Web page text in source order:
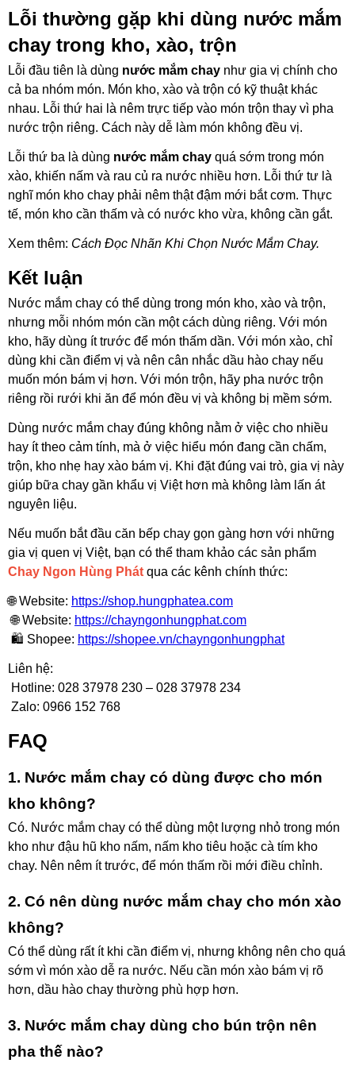
Lỗi thường gặp khi dùng nước mắm
chay trong kho, xào, trộn
Lỗi đầu tiên là dùng nước mắm chay như gia vị chính cho
cả ba nhóm món. Món kho, xào và trộn có kỹ thuật khác
nhau. Lỗi thứ hai là nêm trực tiếp vào món trộn thay vì pha
nước trộn riêng. Cách này dễ làm món không đều vị.
Lỗi thứ ba là dùng nước mắm chay quá sớm trong món
xào, khiến nấm và rau củ ra nước nhiều hơn. Lỗi thứ tư là
nghĩ món kho chay phải nêm thật đậm mới bắt cơm. Thực
tế, món kho cần thấm và có nước kho vừa, không cần gắt.
Xem thêm: Cách Đọc Nhãn Khi Chọn Nước Mắm Chay.
Kết luận
Nước mắm chay có thể dùng trong món kho, xào và trộn,
nhưng mỗi nhóm món cần một cách dùng riêng. Với món
kho, hãy dùng ít trước để món thấm dần. Với món xào, chỉ
dùng khi cần điểm vị và nên cân nhắc dầu hào chay nếu
muốn món bám vị hơn. Với món trộn, hãy pha nước trộn
riêng rồi rưới khi ăn để món đều vị và không bị mềm sớm.
Dùng nước mắm chay đúng không nằm ở việc cho nhiều
hay ít theo cảm tính, mà ở việc hiểu món đang cần chấm,
trộn, kho nhẹ hay xào bám vị. Khi đặt đúng vai trò, gia vị này
giúp bữa chay gần khẩu vị Việt hơn mà không làm lấn át
nguyên liệu.
Nếu muốn bắt đầu căn bếp chay gọn gàng hơn với những
gia vị quen vị Việt, bạn có thể tham khảo các sản phẩm
Chay Ngon Hùng Phát qua các kênh chính thức:
🌐 Website: https://shop.hungphatea.com
🌐 Website: https://chayngonhungphat.com
🛍 Shopee: https://shopee.vn/chayngonhungphat
Liên hệ:
Hotline: 028 37978 230 – 028 37978 234
Zalo: 0966 152 768
FAQ
1. Nước mắm chay có dùng được cho món
kho không?
Có. Nước mắm chay có thể dùng một lượng nhỏ trong món
kho như đậu hũ kho nấm, nấm kho tiêu hoặc cà tím kho
chay. Nên nêm ít trước, để món thấm rồi mới điều chỉnh.
2. Có nên dùng nước mắm chay cho món xào
không?
Có thể dùng rất ít khi cần điểm vị, nhưng không nên cho quá
sớm vì món xào dễ ra nước. Nếu cần món xào bám vị rõ
hơn, dầu hào chay thường phù hợp hơn.
3. Nước mắm chay dùng cho bún trộn nên
pha thế nào?